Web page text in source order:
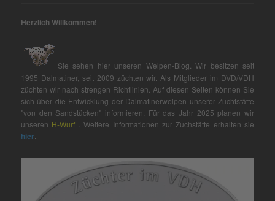
Herzlich Willkommen!
Sie sehen hier unseren Welpen-Blog. Wir besitzen seit
1995 Dalmatiner, seit 2009 züchten wir. Als Mitglieder im DVD/VDH
züchten wir nach strengen Richtlinien. Auf diesen Seiten können Sie
sich über die Entwicklung der Dalmatinerwelpen unserer Zuchtstätte
"von den Sandstücken" informieren. Für das Jahr 2025 planen wir
unseren H-Wurf . Weitere Informationen zur Zuchstätte erhalten sie
hier